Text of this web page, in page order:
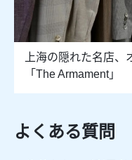
上海の隠れた名店
「The Armament」
よくある質問